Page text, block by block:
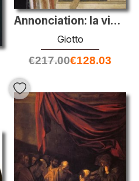
Annonciation: la vierge recevant le message
Giotto
€217.00€128.03